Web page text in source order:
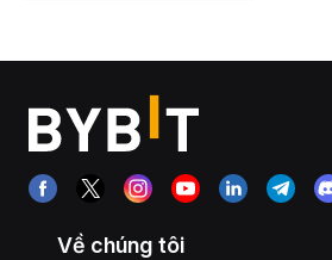
Về chúng tôi